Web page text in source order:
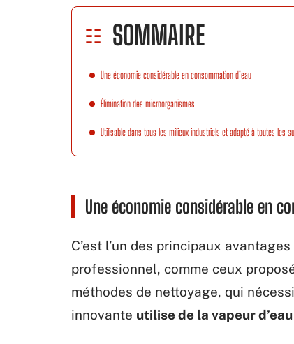
SOMMAIRE
Une économie considérable en consommation d’eau
Élimination des microorganismes
Utilisable dans tous les milieux industriels et adapté à toutes les
Une économie considérable en
C’est l’un des principaux
professionnel, comme ceux
méthodes de nettoyage, qui
innovante utilise de la vapeur